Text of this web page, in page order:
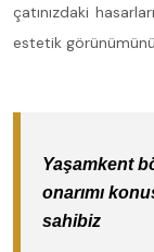
çatınızdaki
estetik
Yaşamkent
onarımı
sahibiz